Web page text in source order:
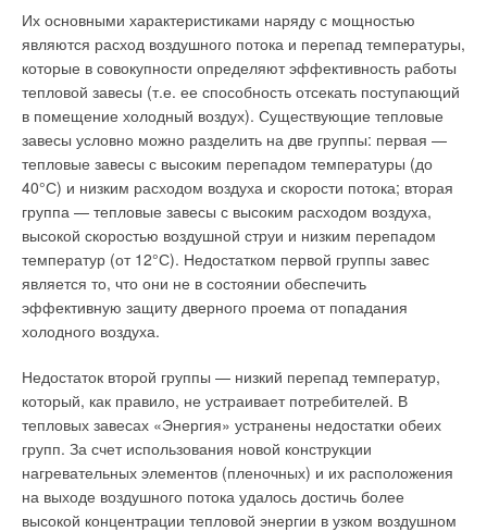
Их основными характеристиками наряду с мощностью
являются расход воздушного потока и перепад температуры,
которые в совокупности определяют эффективность работы
тепловой завесы (т.е. ее способность отсекать поступающий
в помещение холодный воздух). Существующие тепловые
завесы условно можно разделить на две группы: первая —
тепловые завесы с высоким перепадом температуры (до
40°С) и низким расходом воздуха и скорости потока; вторая
группа — тепловые завесы с высоким расходом воздуха,
высокой скоростью воздушной струи и низким перепадом
температур (от 12°С). Недостатком первой группы завес
является то, что они не в состоянии обеспечить
эффективную защиту дверного проема от попадания
холодного воздуха.
Недостаток второй группы — низкий перепад температур,
который, как правило, не устраивает потребителей. В
тепловых завесах «Энергия» устранены недостатки обеих
групп. За счет использования новой конструкции
нагревательных элементов (пленочных) и их расположения
на выходе воздушного потока удалось достичь более
высокой концентрации тепловой энергии в узком воздушном
экономичной в эксплуатации и полностью автоматической
системы стаивания льда и снега мы рекомендуем
использовать систему с интеллектуальным
терморегулятором devireg™ 850. Использование этого
терморегулятора особенно уместно для установок, где
полная установленная мощность превышает 6 кВт.
Благодаря интеллектуальным цифровым датчикам система с
devireg™ 850 позволяет свести потребление электроэнергии
к минимуму и получить максимальный эффект.
Системы защиты и подогрева труб
Системы защиты и подогрева труб используют для защиты
трубопроводов от замерзания и поддержания заданной
температуры в трубах. Системы DEVI можно монтировать
внутри водопроводной трубы или на наружной поверхности.
Используют такие системы для труб различного назначения,
внутренних и наружных сетей, и трубопроводов,
находящихся над и под землей.
Общие рекомендации